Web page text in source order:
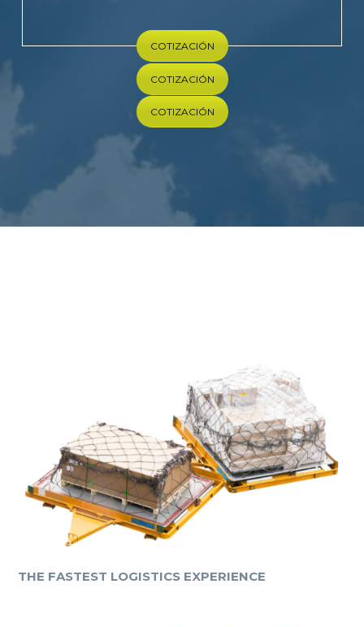
COTIZACIÓN
COTIZACIÓN
COTIZACIÓN
THE FASTEST LOGISTICS EXPERIENCE